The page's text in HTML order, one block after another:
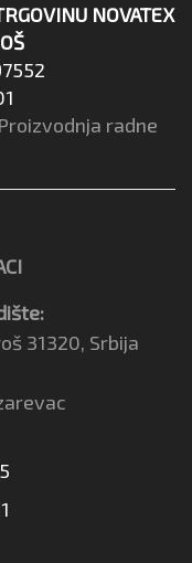
NOVATEX
radne
31320, Srbija